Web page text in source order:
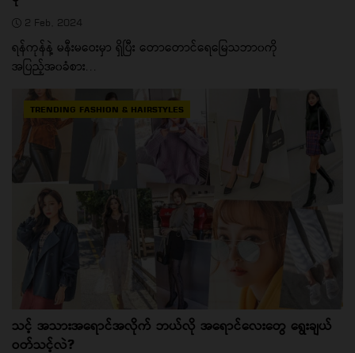
2 Feb, 2024
ရန်ကုန်နဲ့ မနီးမဝေးမှာ ရှိပြီး တောတောင်ရေမြေသဘာ၀ကို
အပြည့်အ၀ခံစား...
TRENDING FASHION & HAIRSTYLES
သင့် အသားအရောင်အလိုက် ဘယ်လို အရောင်လေးတွေ ရွေးချယ်
ဝတ်သင့်လဲ?